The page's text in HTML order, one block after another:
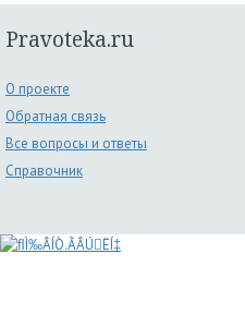
Pravoteka.ru
О проекте
Обратная связь
Все вопросы и ответы
Справочник